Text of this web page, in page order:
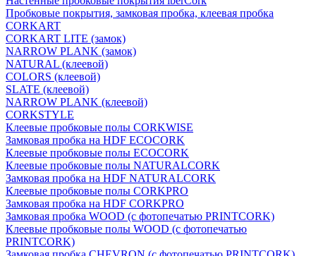
Пробковые покрытия, замковая пробка, клеевая пробка
CORKART
CORKART LITE (замок)
NARROW PLANK (замок)
NATURAL (клеевой)
COLORS (клеевой)
SLATE (клеевой)
NARROW PLANK (клеевой)
CORKSTYLE
Клеевые пробковые полы CORKWISE
Замковая пробка на HDF ECOCORK
Клеевые пробковые полы ECOCORK
Клеевые пробковые полы NATURALCORK
Замковая пробка на HDF NATURALCORK
Клеевые пробковые полы CORKPRO
Замковая пробка на HDF CORKPRO
Замковая пробка WOOD (с фотопечатью PRINTCORK)
Клеевые пробковые полы WOOD (с фотопечатью
PRINTCORK)